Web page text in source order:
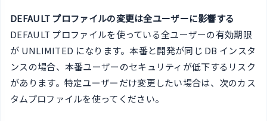
DEFAULT プロファイルの変更は全ユーザーに影響する
DEFAULT プロファイルを使っている全ユーザーの有効期限
が UNLIMITED になります。本番と開発が同じ DB インスタ
ンスの場合、本番ユーザーのセキュリティが低下するリスク
があります。特定ユーザーだけ変更したい場合は、次のカス
タムプロファイルを使ってください。